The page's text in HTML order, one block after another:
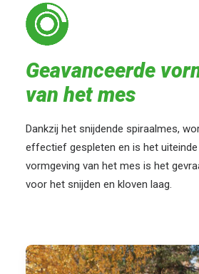
Geavanceerde
van het mes
Dankzij het snijdende spiraalmes,
effectief gespleten en is het uiteinde
vormgeving van het mes is het
voor het snijden en kloven laag.